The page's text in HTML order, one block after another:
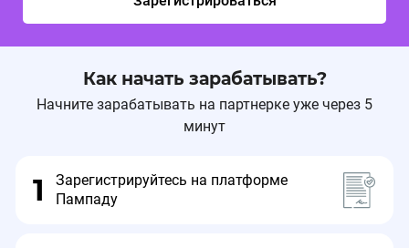
даже когда рынок штормит!
Для ваших клиентов-селлеров мы запускаем
Откройте счёт в Точка Банке и получите 1 месяц
подписки MPSTATS за 0 ₽
Как начать зарабатывать?
Начните зарабатывать на партнерке уже через 5
минут
1
Зарегистрируйтесь на платформе
Пампаду